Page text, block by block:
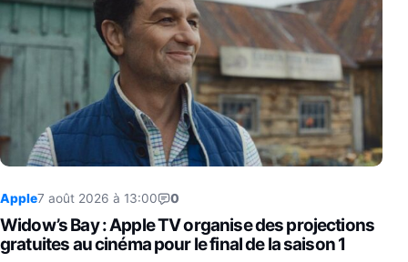
Apple7 août 2026 à 13:00 0
Widow’s Bay : Apple TV organise des projections
gratuites au cinéma pour le final de la saison 1